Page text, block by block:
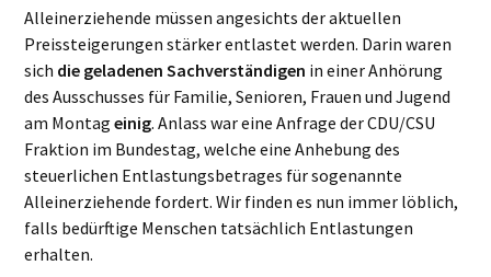
Alleinerziehende müssen angesichts der aktuellen
Preissteigerungen stärker entlastet werden. Darin waren
sich die geladenen Sachverständigen in einer Anhörung
des Ausschusses für Familie, Senioren, Frauen und Jugend
am Montageinig. Anlass war eine Anfrage der CDU/CSU
Fraktion im Bundestag, welche eine Anhebung des
steuerlichen Entlastungsbetrages für sogenannte
Alleinerziehende fordert. Wir finden es nun immer löblich,
falls bedürftige Menschen tatsächlich Entlastungen
erhalten.